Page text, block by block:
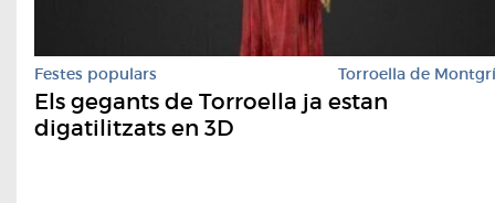
Festes populars Torroella de Montgrí
Els gegants de Torroella ja estan
digatilitzats en 3D